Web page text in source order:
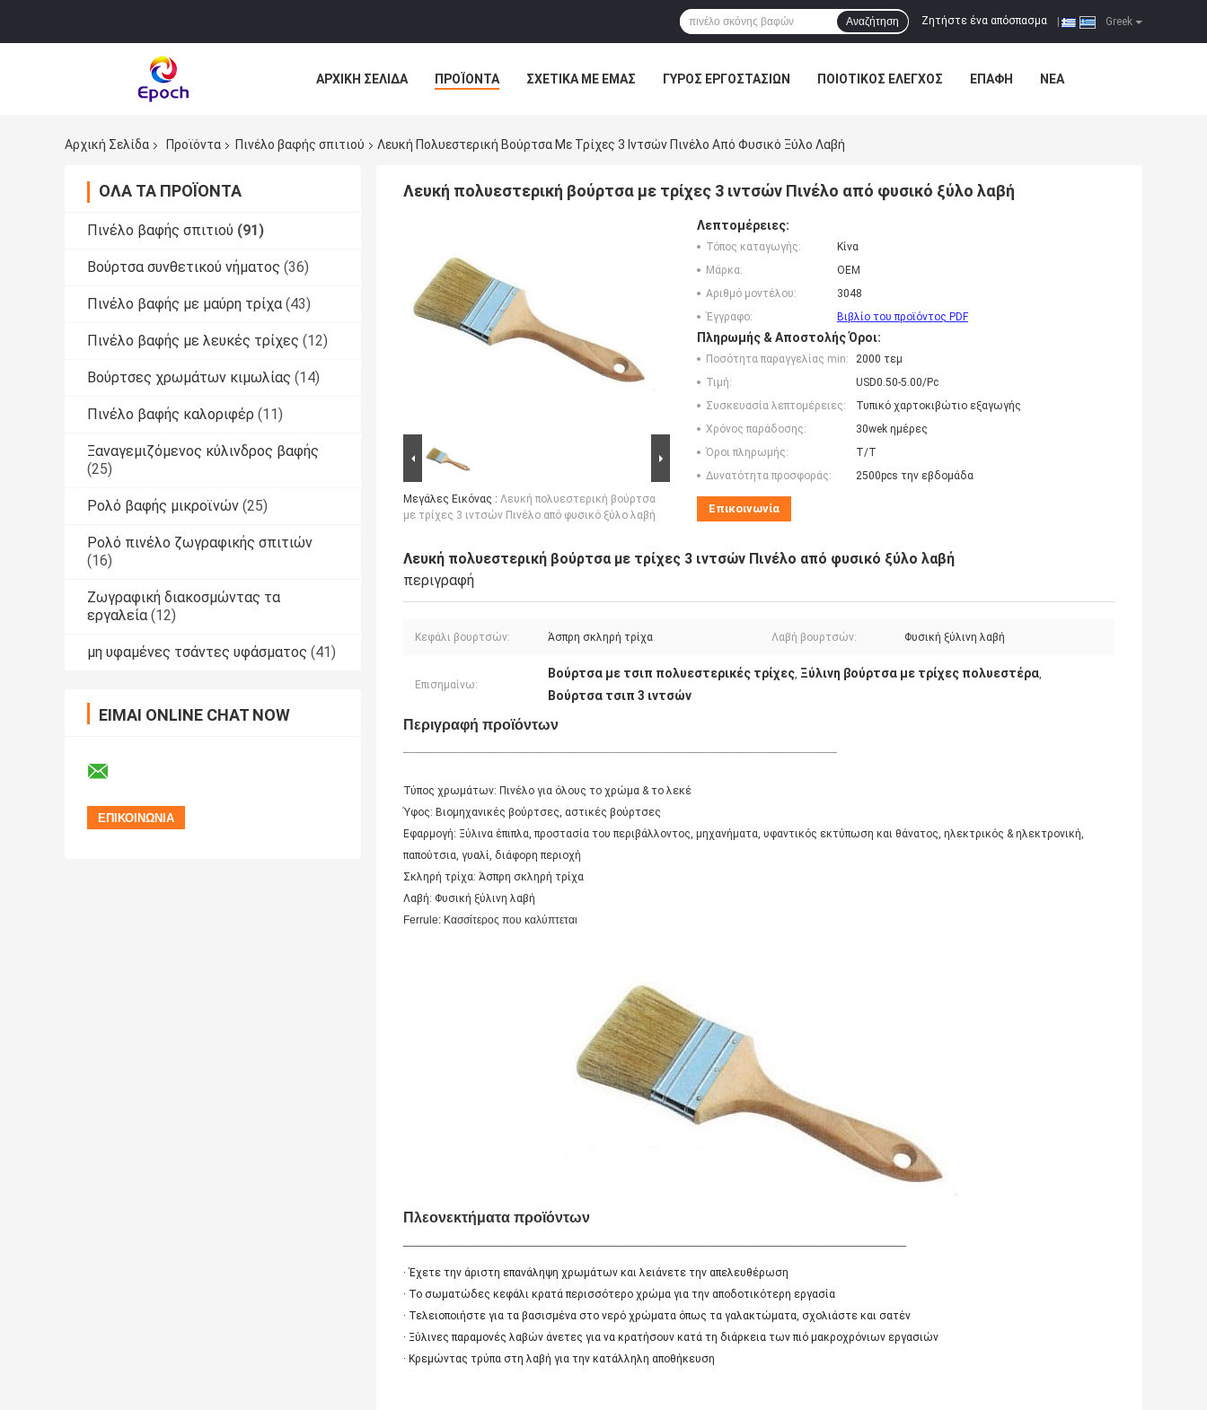
Greek
Ζητήστε ένα απόσπασμα
Αναζήτηση
ΑΡΧΙΚΉ ΣΕΛΊΔΑ ΠΡΟΪΌΝΤΑ ΣΧΕΤΙΚΆ ΜΕ ΕΜΆΣ ΓΎΡΟΣ ΕΡΓΟΣΤΑΣΊΩΝ ΠΟΙΟΤΙΚΌΣ ΈΛΕΓΧΟΣ ΕΠΑΦΉ ΝΈΑ
Αρχική Σελίδα
Προϊόντα Πινέλο βαφής σπιτιού Λευκή Πολυεστερική Βούρτσα Με Τρίχες 3 Ιντσών Πινέλο Από Φυσικό Ξύλο Λαβή
ΌΛΑ ΤΑ ΠΡΟΪΌΝΤΑ
Πινέλο βαφής σπιτιού (91)
Βούρτσα συνθετικού νήματος (36)
Πινέλο βαφής με μαύρη τρίχα (43)
Πινέλο βαφής με λευκές τρίχες (12)
Βούρτσες χρωμάτων κιμωλίας (14)
Πινέλο βαφής καλοριφέρ (11)
Ξαναγεμιζόμενος κύλινδρος βαφής
(25)
Ρολό βαφής μικροϊνών (25)
Ρολό πινέλο ζωγραφικής σπιτιών
(16)
Ζωγραφική διακοσμώντας τα
εργαλεία (12)
μη υφαμένες τσάντες υφάσματος (41)
ΕΊΜΑΙ ONLINE CHAT NOW
Λευκή πολυεστερική βούρτσα με τρίχες 3 ιντσών Πινέλο από φυσικό ξύλο λαβή
Μεγάλες Εικόνας : Λευκή πολυεστερική βούρτσα
με τρίχες 3 ιντσών Πινέλο από φυσικό ξύλο λαβή
Λεπτομέρειες:
Τόπος καταγωγής:
Κίνα
Μάρκα:
OEM
Αριθμό μοντέλου:
3048
Έγγραφο:
Βιβλίο του προϊόντος PDF
Πληρωμής & Αποστολής Όροι:
Ποσότητα παραγγελίας min:
2000 τεμ
Τιμή:
USD0.50-5.00/Pc
Συσκευασία λεπτομέρειες:
Τυπικό χαρτοκιβώτιο εξαγωγής
Χρόνος παράδοσης:
30wek ημέρες
Όροι πληρωμής:
T/T
Δυνατότητα προσφοράς:
2500pcs την εβδομάδα
Επικοινωνία
Λευκή πολυεστερική βούρτσα με τρίχες 3 ιντσών Πινέλο από φυσικό ξύλο λαβή
περιγραφή
Κεφάλι βουρτσών: Άσπρη σκληρή τρίχα Λαβή βουρτσών: Φυσική ξύλινη λαβή
Επισημαίνω:
Βούρτσα με τσιπ πολυεστερικές τρίχες, Ξύλινη βούρτσα με τρίχες πολυεστέρα,
Βούρτσα τσιπ 3 ιντσών
Περιγραφή προϊόντων
Τύπος χρωμάτων: Πινέλο για όλους το χρώμα & το λεκέ
Ύφος: Βιομηχανικές βούρτσες, αστικές βούρτσες
Εφαρμογή: Ξύλινα έπιπλα, προστασία του περιβάλλοντος, μηχανήματα, υφαντικός εκτύπωση και θάνατος, ηλεκτρικός & ηλεκτρονική,
παπούτσια, γυαλί, διάφορη περιοχή
Σκληρή τρίχα: Άσπρη σκληρή τρίχα
Λαβή: Φυσική ξύλινη λαβή
Ferrule: Κασσίτερος που καλύπτεται
Πλεονεκτήματα προϊόντων
· Έχετε την άριστη επανάληψη χρωμάτων και λειάνετε την απελευθέρωση
· Το σωματώδες κεφάλι κρατά περισσότερο χρώμα για την αποδοτικότερη εργασία
· Τελειοποιήστε για τα βασισμένα στο νερό χρώματα όπως τα γαλακτώματα, σχολιάστε και σατέν
· Ξύλινες παραμονές λαβών άνετες για να κρατήσουν κατά τη διάρκεια των πιό μακροχρόνιων εργασιών
· Κρεμώντας τρύπα στη λαβή για την κατάλληλη αποθήκευση